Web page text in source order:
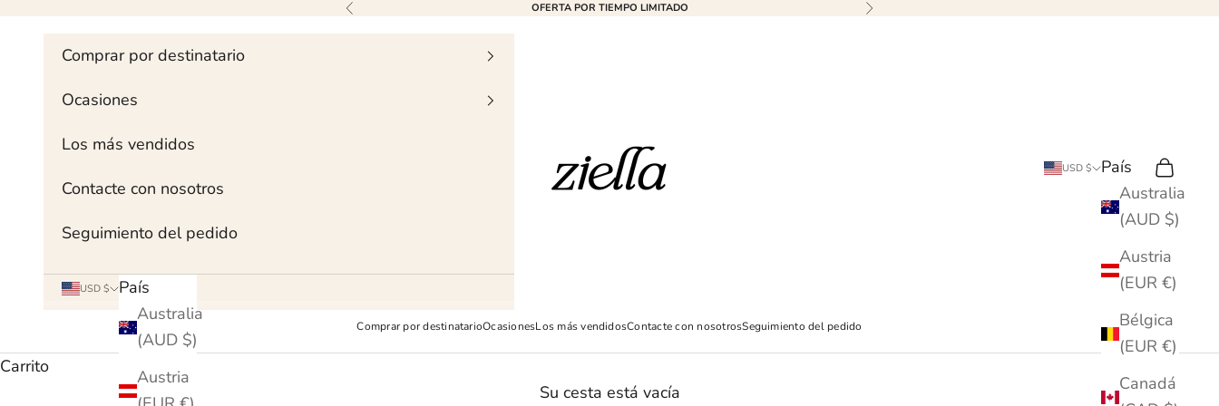
Anterior OFERTA POR TIEMPO LIMITADO Siguiente
Ziella
Comprar por destinatarioOcasionesLos más vendidosContacte con nosotrosSeguimiento del pedido
USD $
País
Australia
(AUD $)
Austria
(EUR €)
Bélgica
(EUR €)
Canadá
Buscar en
Carrito
Comprar por destinatario
Ocasiones
Los más vendidos
Contacte con nosotros
Seguimiento del pedido
USD $
País
Australia
(AUD $)
Austria
Carrito
Su cesta está vacía